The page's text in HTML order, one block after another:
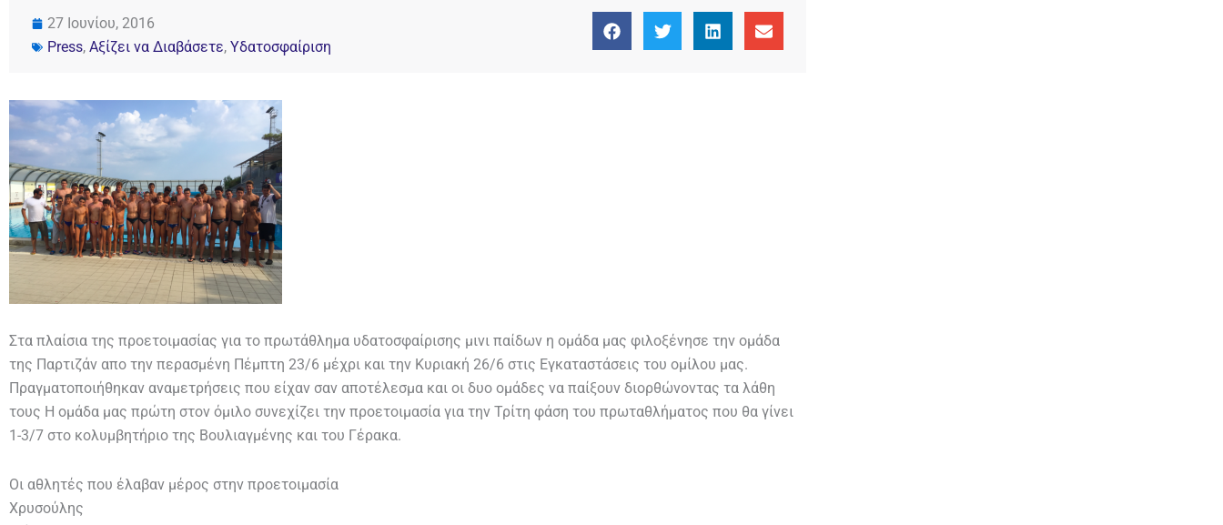
27 Ιουνίου, 2016
Press, Αξίζει να Διαβάσετε, Υδατοσφαίριση
Στα πλαίσια της προετοιμασίας για το πρωτάθλημα υδατοσφαίρισης μινι παίδων η ομάδα μας φιλοξένησε την ομάδα
της Παρτιζάν απο την περασμένη Πέμπτη 23/6 μέχρι και την Κυριακή 26/6 στις Εγκαταστάσεις του ομίλου μας.
Πραγματοποιήθηκαν αναμετρήσεις που είχαν σαν αποτέλεσμα και οι δυο ομάδες να παίξουν διορθώνοντας τα λάθη
τους Η ομάδα μας πρώτη στον όμιλο συνεχίζει την προετοιμασία για την Τρίτη φάση του πρωταθλήματος που θα γίνει
1-3/7 στο κολυμβητήριο της Βουλιαγμένης και του Γέρακα.
Οι αθλητές που έλαβαν μέρος στην προετοιμασία
Χρυσούλης